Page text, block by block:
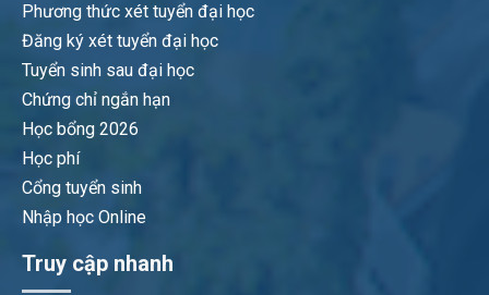
Phương thức xét tuyển đại học
Đăng ký xét tuyển đại học
Tuyển sinh sau đại học
Chứng chỉ ngắn hạn
Học bổng 2026
Học phí
Cổng tuyển sinh
Nhập học Online
Truy cập nhanh